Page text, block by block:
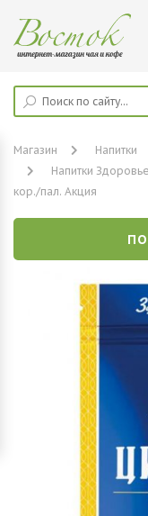
Магазин Напитки
Напитки
кор./пал. Акция